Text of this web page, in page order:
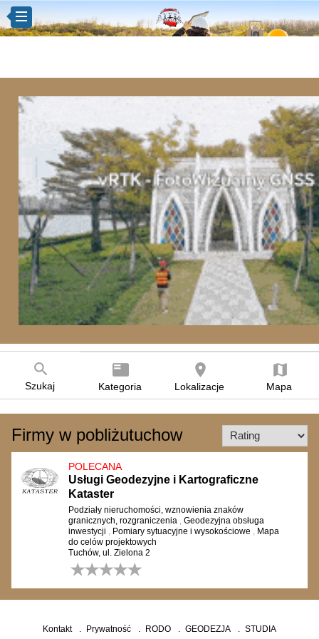
search
Szukaj
featured_play_list
Kategoria
room
Lokalizacje
map
Mapa
Firmy w pobliżutuchow
POLECANA
Usługi Geodezyjne i Kartograficzne
Kataster
Podziały nieruchomości, wznowienia znaków
granicznych, rozgraniczenia
Geodezyjna obsługa
inwestycji
Pomiary sytuacyjne i wysokościowe
Mapa
do celów projektowych
Tuchów, ul. Zielona 2
Kontakt Prywatność RODO GEODEZJA
STUDIA